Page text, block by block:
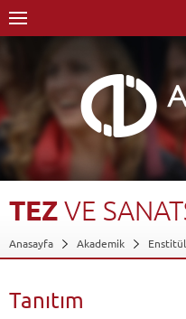
TEZVE
Anasayfa Akademik
Tiyatro Sanat Dalı-Sanatta Yeterlik
Tanıtım